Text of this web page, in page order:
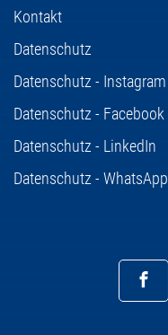
Kontakt
Datenschutz
Datenschutz - Instagram
Datenschutz - Facebook
Datenschutz - LinkedIn
Datenschutz - WhatsApp